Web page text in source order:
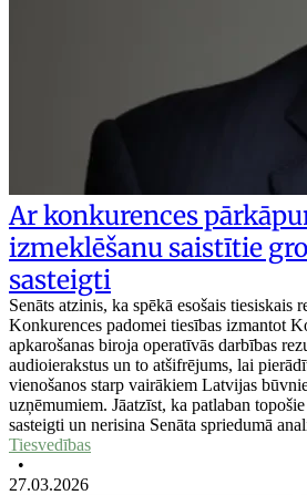
Ar konkurences
izmeklēšanu saistītie
sasteigti
Senāts atzinis, ka spēkā esošais tiesiskais
Konkurences padomei tiesības izmantot
apkarošanas biroja operatīvās darbības
audioierakstus un to atšifrējums, lai
vienošanos starp vairākiem Latvijas
uzņēmumiem. Jāatzīst, ka patlaban
sasteigti un nerisina Senāta spriedumā
Tiesvedības
•
27.03.2026